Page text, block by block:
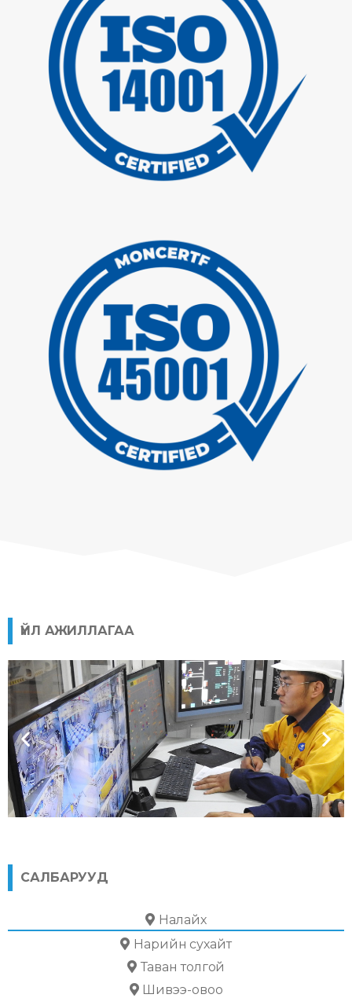
ҮЙЛ АЖИЛЛАГАА
Дэлгэрэнгүй
САЛБАРУУД
Налайх
Нарийн сухайт
Таван толгой
Шивээ-овоо